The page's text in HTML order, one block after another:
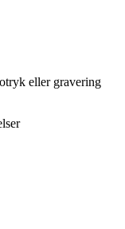
eller gravering